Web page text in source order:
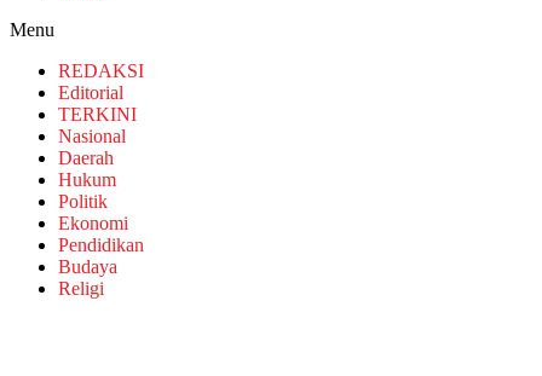
Menu
REDAKSI
Editorial
TERKINI
Nasional
Daerah
Hukum
Politik
Ekonomi
Pendidikan
Budaya
Religi